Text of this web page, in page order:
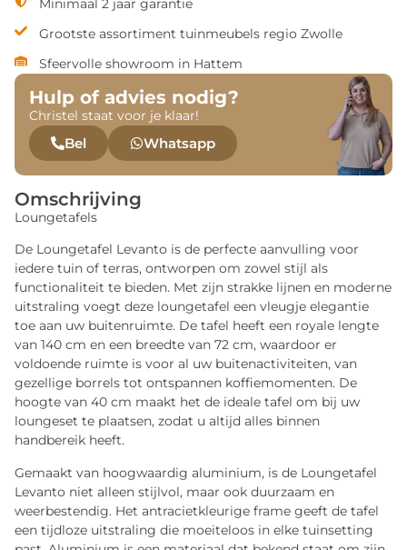
Minimaal 2 jaar garantie
Grootste assortiment tuinmeubels regio Zwolle
Sfeervolle showroom in Hattem
Hulp of advies nodig?
Christel staat voor je klaar!
Bel Whatsapp
Omschrijving
Loungetafels
De Loungetafel Levanto is de perfecte aanvulling voor
iedere tuin of terras, ontworpen om zowel stijl als
functionaliteit te bieden. Met zijn strakke lijnen en moderne
uitstraling voegt deze loungetafel een vleugje elegantie
toe aan uw buitenruimte. De tafel heeft een royale lengte
van 140 cm en een breedte van 72 cm, waardoor er
voldoende ruimte is voor al uw buitenactiviteiten, van
gezellige borrels tot ontspannen koffiemomenten. De
hoogte van 40 cm maakt het de ideale tafel om bij uw
loungeset te plaatsen, zodat u altijd alles binnen
handbereik heeft.
Gemaakt van hoogwaardig aluminium, is de Loungetafel
Levanto niet alleen stijlvol, maar ook duurzaam en
weerbestendig. Het antracietkleurige frame geeft de tafel
een tijdloze uitstraling die moeiteloos in elke tuinsetting